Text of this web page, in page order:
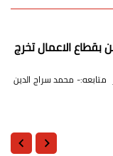
بقطاع الاعمال تخرج
متابعه:- محمد سراج الدين